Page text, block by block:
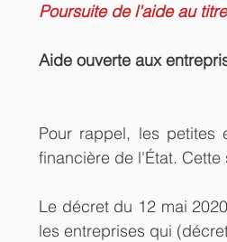
Poursuite de l'aide au
Aide ouverte aux
Pour rappel, les petites
financière de l'État. Cette
Le décret du 12 mai
les entreprises qui